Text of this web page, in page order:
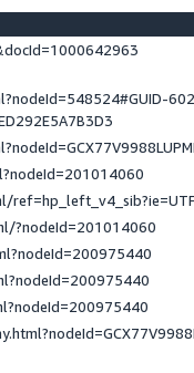
?nodeId=201014060